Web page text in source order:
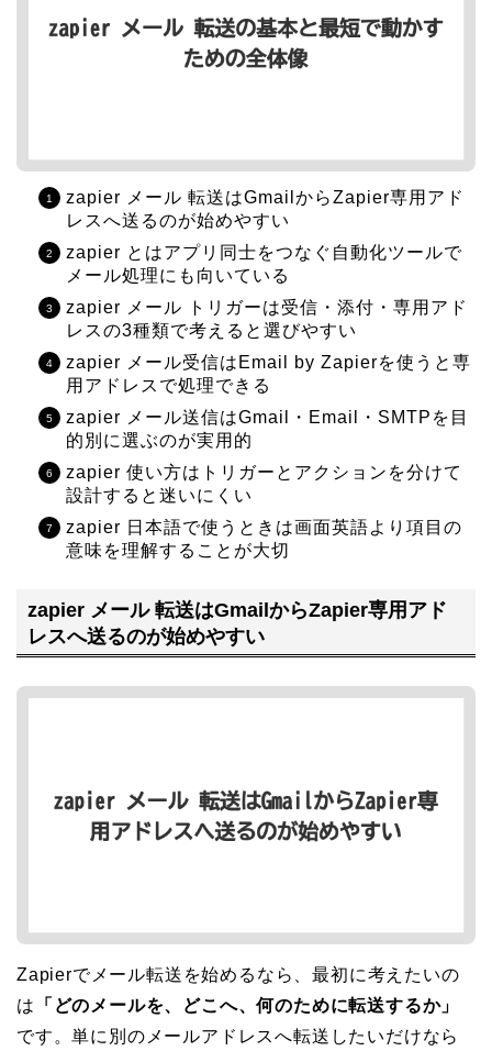
zapier メール 転送はGmailからZapier専用アド
レスへ送るのが始めやすい
zapier とはアプリ同士をつなぐ自動化ツールで
メール処理にも向いている
zapier メール トリガーは受信・添付・専用アド
レスの3種類で考えると選びやすい
zapier メール受信はEmail by Zapierを使うと専
用アドレスで処理できる
zapier メール送信はGmail・Email・SMTPを目
的別に選ぶのが実用的
zapier 使い方はトリガーとアクションを分けて
設計すると迷いにくい
zapier 日本語で使うときは画面英語より項目の
意味を理解することが大切
zapier メール 転送はGmailからZapier専用アド
レスへ送るのが始めやすい
Zapierでメール転送を始めるなら、最初に考えたいの
は
「どのメールを、どこへ、何のために転送するか」
です。単に別のメールアドレスへ転送したいだけなら